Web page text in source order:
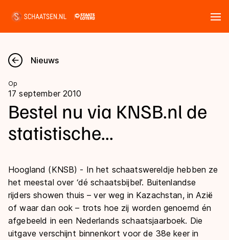
Nieuws
Kalender
Disciplines
Langebaan
Shorttrack
Inlineskaten
Kunstschaatsen
Uitslagen
Langebaan
Shorttrack
Marathon
Tijden & historie
Ranglijsten Langebaan
De weg op
Nieuws
Op
17 september 2010
Bestel nu via KNSB.nl de
statistische...
Hoogland (KNSB) - In het schaatswereldje hebben ze
het meestal over ‘dé schaatsbijbel’. Buitenlandse
rijders showen thuis – ver weg in Kazachstan, in Azië
of waar dan ook – trots hoe zij worden genoemd én
afgebeeld in een Nederlands schaatsjaarboek. Die
uitgave verschijnt binnenkort voor de 38e keer in